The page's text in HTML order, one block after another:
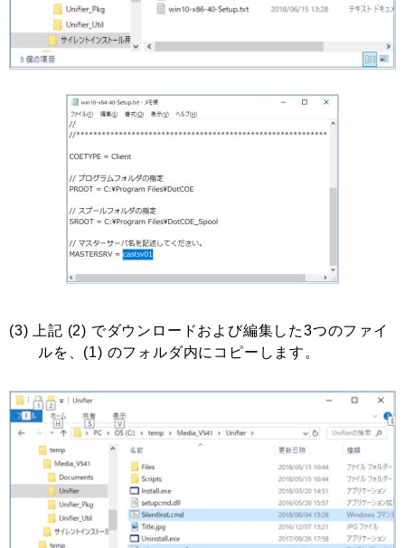
(3) 上記 (2) でダウンロードおよび編集した3つのファイ
ルを、(1) のフォルダ内にコピーします。